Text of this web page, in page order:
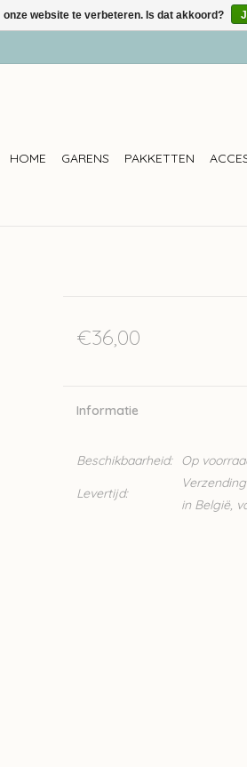
HOME GARENS PAKKETTEN
€36,00
Informatie
Beschikbaarheid: Op
Levertijd:
in België,
website te verbeteren. Is dat akkoord?